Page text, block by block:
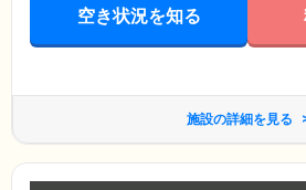
空き状況を知る
施設の詳細を見る